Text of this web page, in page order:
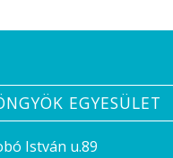
EGYESÜLET
István u.89